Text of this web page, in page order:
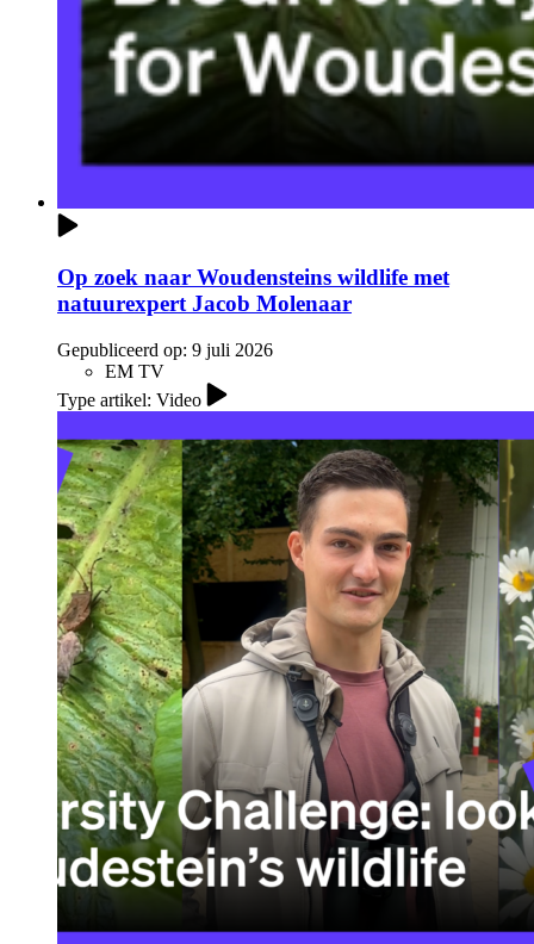
Op zoek naar Woudensteins wildlife met
natuurexpert Jacob Molenaar
Gepubliceerd op: 9 juli 2026
EM TV
Type artikel: Video